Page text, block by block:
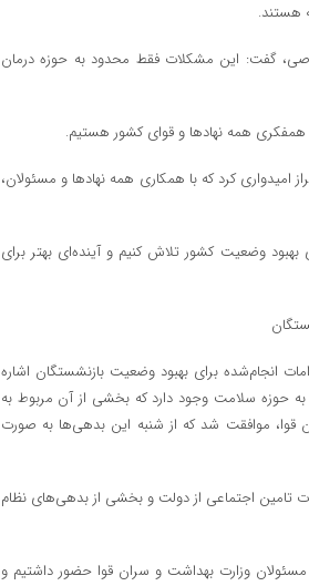
هستند.
گفت: این مشکلات فقط محدود به حوزه درمان
همفکری همه نهادها و قوای کشور هستیم.
امیدواری کرد که با همکاری همه نهادها و مسئولان،
وضعیت کشور تلاش کنیم و آینده‌ای بهتر برای
انجام‌شده برای بهبود وضعیت بازنشستگان اشاره
میلیارد تومان بدهی به حوزه سلامت وجود دارد که بخشی از آن مربوط به
موافقت شد که از شنبه این بدهی‌ها به صورت
تامین اجتماعی از دولت و بخشی از بدهی‌های نظام
مسئولان وزارت بهداشت و سران قوا حضور داشتیم و